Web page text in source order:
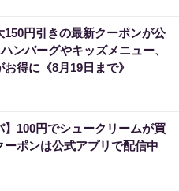
150円引きの最新クーポンが公
ンバーグやキッズメニュー、
得に《8月19日まで》
】100円でシュークリームが買
ーポンは公式アプリで配信中